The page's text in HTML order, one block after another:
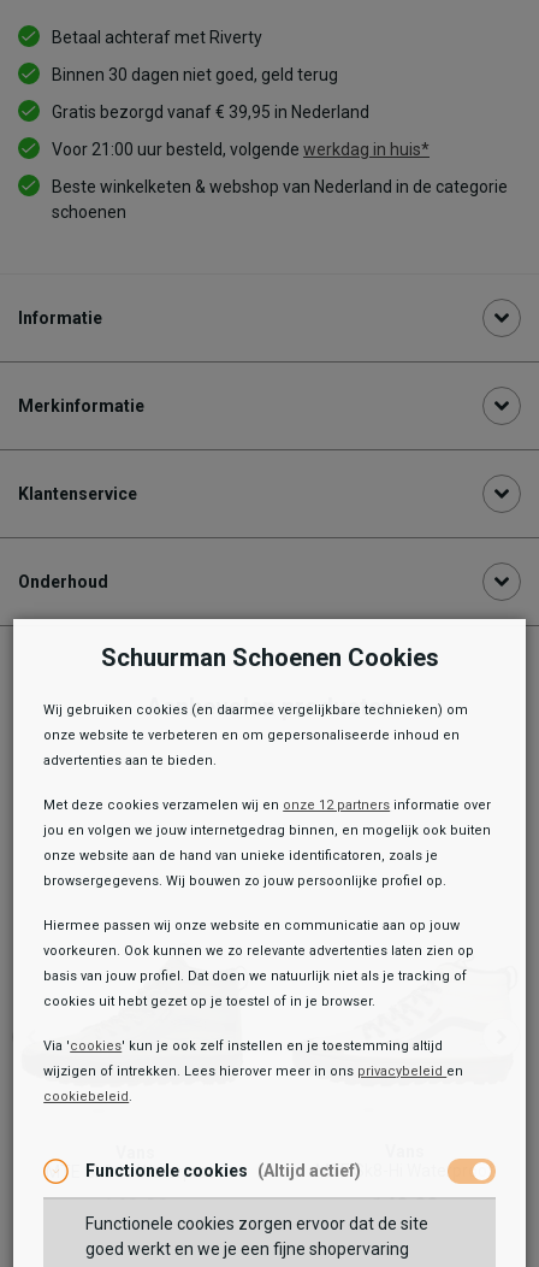
Sk8-Hi Waterproof
149,99
Maat:
Betaal achteraf met Riverty
Binnen 30 dagen niet goed, geld terug
Gratis bezorgd vanaf € 39,95 in Nederland
Voor 21:00 uur besteld, volgende werkdag in huis*
Beste winkelketen & webshop van Nederland in de categorie
schoenen
Informatie
Merkinformatie
Klantenservice
Onderhoud
Aanbevolen producten
MTE Sk8-Hi Waterproof
MTE Sk8-Hi Waterproof
149,99
Toegevoegd aan je winkeltas!
Schuurman Schoenen Cookies
Wij gebruiken cookies (en daarmee vergelijkbare technieken) om
onze website te verbeteren en om gepersonaliseerde inhoud en
advertenties aan te bieden.
Met deze cookies verzamelen wij en onze 12 partners informatie over
jou en volgen we jouw internetgedrag binnen, en mogelijk ook buiten
onze website aan de hand van unieke identificatoren, zoals je
browsergegevens. Wij bouwen zo jouw persoonlijke profiel op.
Hiermee passen wij onze website en communicatie aan op jouw
voorkeuren. Ook kunnen we zo relevante advertenties laten zien op
basis van jouw profiel. Dat doen we natuurlijk niet als je tracking of
cookies uit hebt gezet op je toestel of in je browser.
Via 'cookies' kun je ook zelf instellen en je toestemming altijd
wijzigen of intrekken. Lees hierover meer in ons privacybeleid en
cookiebeleid.
Functionele cookies (Altijd actief)
Functionele cookies zorgen ervoor dat de site
goed werkt en we je een fijne shopervaring